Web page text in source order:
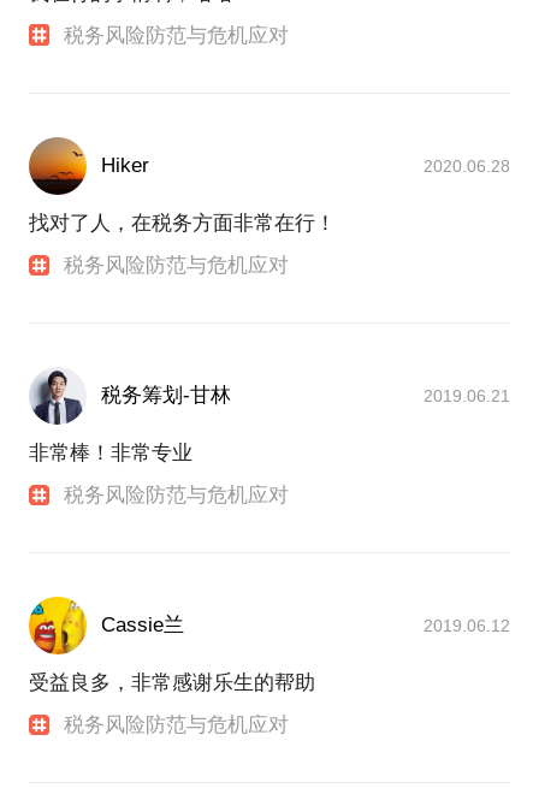
税务风险防范与危机应对
Hiker 2020.06.28
找对了人，在税务方面非常在行！
税务风险防范与危机应对
税务筹划-甘林 2019.06.21
非常棒！非常专业
税务风险防范与危机应对
Cassie兰 2019.06.12
受益良多，非常感谢乐生的帮助
税务风险防范与危机应对